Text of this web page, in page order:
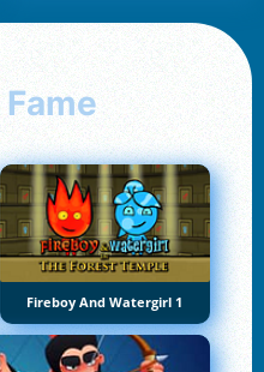
Fame
Fireboy And Watergirl 1